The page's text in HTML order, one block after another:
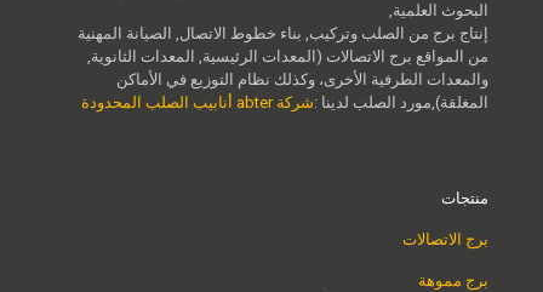
البحوث العلمية,
إنتاج برج من الصلب وتركيب, بناء خطوط الاتصال, الصيانة المهنية
من المواقع برج الاتصالات (المعدات الرئيسية, المعدات الثانوية,
والمعدات الطرفية الأخرى، وكذلك نظام التوزيع في الأماكن
المغلقة),مورد الصلب لدينا :شركة abter أنابيب الصلب المحدودة
منتجات
برج الاتصالات
برج مموهة